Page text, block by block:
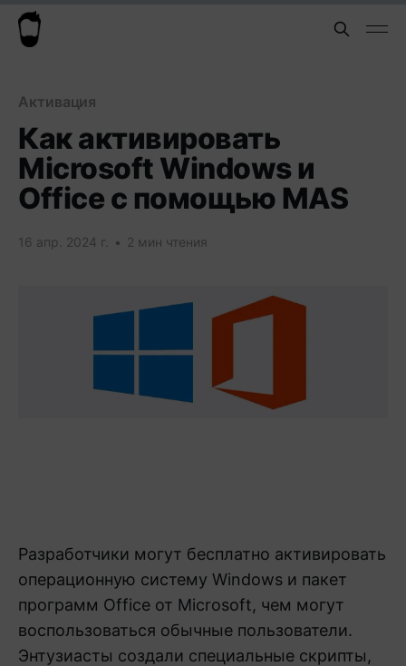
Активация
Как активировать
Microsoft Windows и
Office с помощью MAS
16 апр. 2024 г. • 2 мин чтения
Разработчики могут бесплатно активировать
операционную систему Windows и пакет
программ Office от Microsoft, чем могут
воспользоваться обычные пользователи.
Энтузиасты создали специальные скрипты,